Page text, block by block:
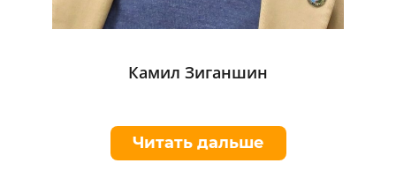
Камил Зиганшин
Читать дальше